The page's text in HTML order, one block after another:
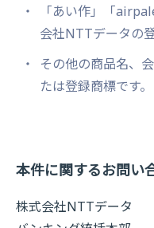
「あい作」「
会社NTTデータの
その他の商品名、
たは登録商標です。
本件に関するお問い
株式会社NTTデータ